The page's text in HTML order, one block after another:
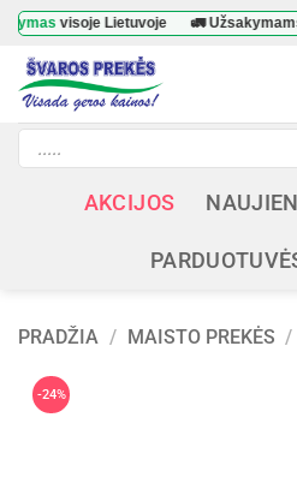
Skip
content
visoje Lietuvoje 🚛 Užsakymams nuo
Products
search
AKCIJOS
PRADŽIA / MAISTO PREKĖS /
-24%